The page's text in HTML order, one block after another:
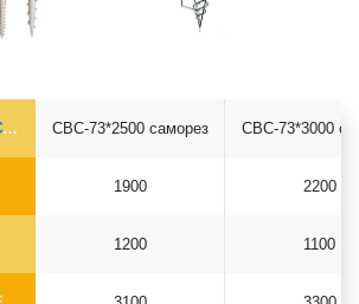
СВАЯ САМОРЕЗ СВС-Ø73*5.5 СВС-73*2500 саморез
1900
1200
СВС-73*3000
2200
1100